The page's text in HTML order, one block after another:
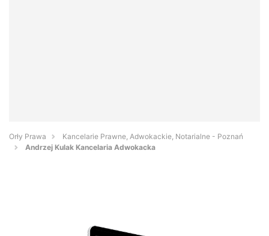
Orły Prawa
Kancelarie Prawne, Adwokackie, Notarialne - Poznań
Andrzej Kulak Kancelaria Adwokacka